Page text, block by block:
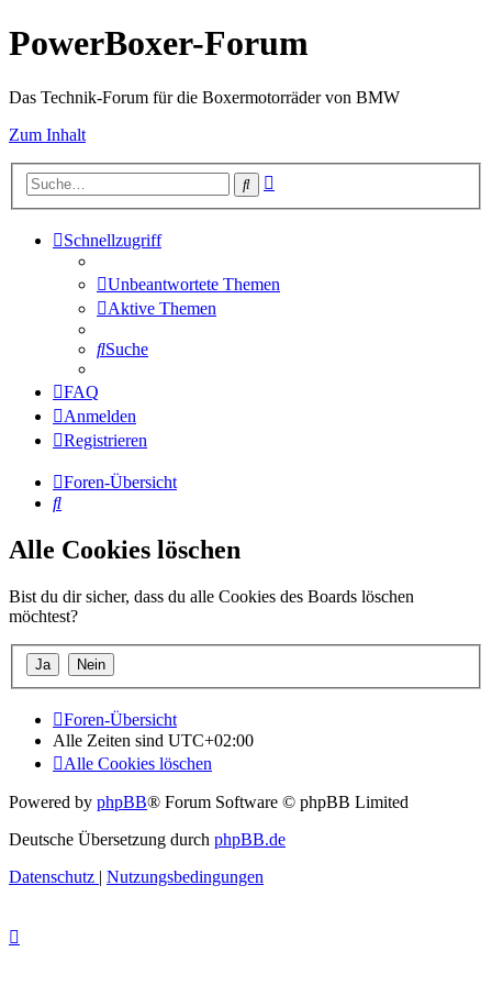
PowerBoxer-Forum
Das Technik-Forum für die Boxermotorräder von BMW
Zum Inhalt
Suche
Schnellzugriff
Unbeantwortete Themen
Aktive Themen
Suche
FAQ
Anmelden
Registrieren
Foren-Übersicht
Suche
Alle Cookies löschen
Bist du dir sicher, dass du alle Cookies des Boards löschen
möchtest?
Foren-Übersicht
Alle Zeiten sind UTC+02:00
Alle Cookies löschen
Powered by phpBB® Forum Software © phpBB Limited
Deutsche Übersetzung durch phpBB.de
Datenschutz | Nutzungsbedingungen